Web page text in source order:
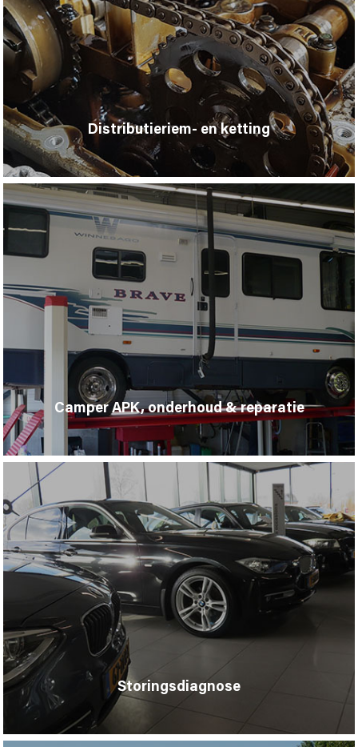
Distributieriem- en ketting
Camper APK, onderhoud & reparatie
Storingsdiagnose